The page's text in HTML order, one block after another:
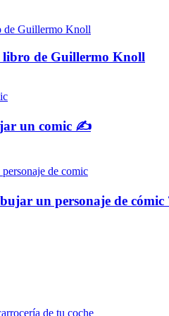
de Guillermo Knoll
un comic ✍
un personaje de cómic